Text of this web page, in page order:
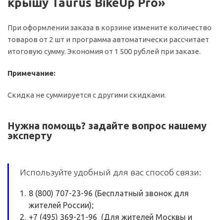
крышу Taurus BikeUp Pro»
При оформлении заказа в корзине измените количество
товаров от 2 шт и программа автоматически рассчитает
итоговую сумму. Экономия от 1 500 рублей при заказе.
Примечание:
Скидка не суммируется с другими скидками.
Нужна помощь? задайте вопрос нашему
эксперту
Используйте удобный для вас способ связи:
8 (800) 707-23-96 (Бесплатный звонок для
жителей России);
+7 (495) 369-21-96 (Для жителей Москвы и